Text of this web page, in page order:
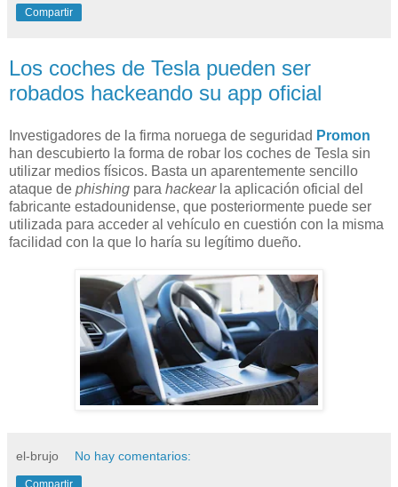
Compartir
Los coches de Tesla pueden ser
robados hackeando su app oficial
Investigadores de la firma noruega de seguridad Promon
han descubierto la forma de robar los coches de Tesla sin
utilizar medios físicos. Basta un aparentemente sencillo
ataque de phishing para hackearla aplicación oficial del
fabricante estadounidense, que posteriormente puede ser
utilizada para acceder al vehículo en cuestión con la misma
facilidad con la que lo haría su legítimo dueño.
el-brujo No hay comentarios:
Compartir